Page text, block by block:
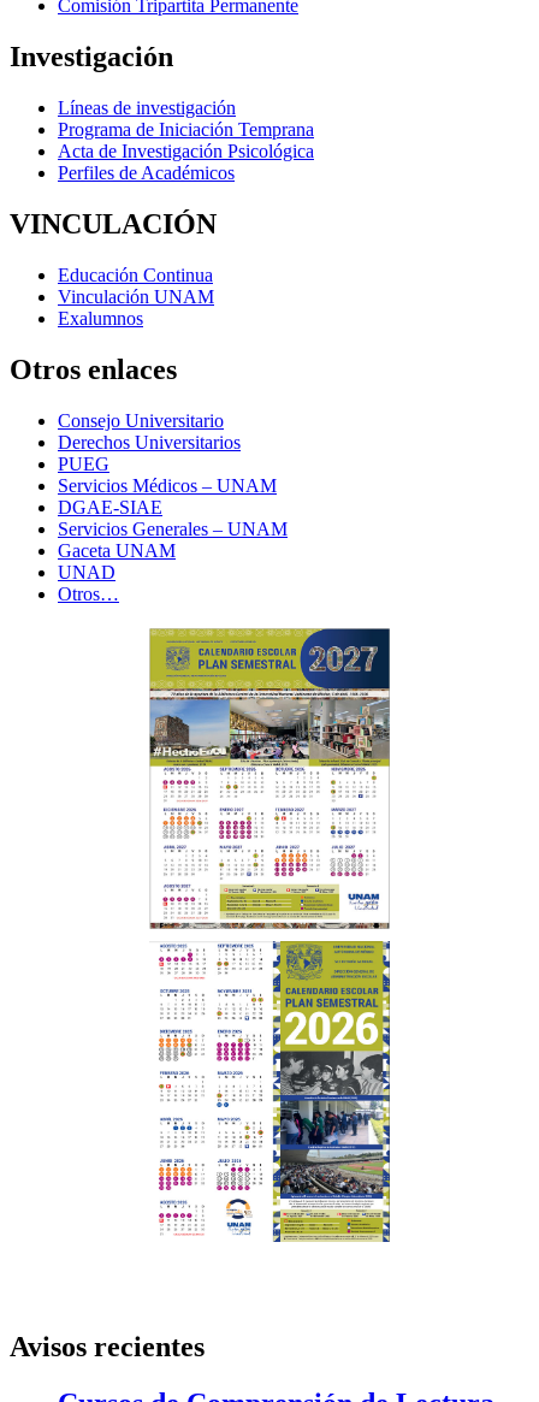
Comisión Tripartita Permanente
Investigación
Líneas de investigación
Programa de Iniciación Temprana
Acta de Investigación Psicológica
Perfiles de Académicos
VINCULACIÓN
Educación Continua
Vinculación UNAM
Exalumnos
Otros enlaces
Consejo Universitario
Derechos Universitarios
PUEG
Servicios Médicos – UNAM
DGAE-SIAE
Servicios Generales – UNAM
Gaceta UNAM
UNAD
Otros…
Avisos recientes